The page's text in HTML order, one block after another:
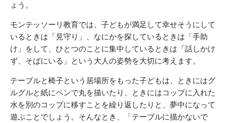
ょう。
モンテッソーリ教育では、子どもが満足して幸せそうにして
いるときは「見守り」、なにかを探しているときは「手助
け」をして、ひとつのことに集中しているときは「話しかけ
ず、そばにいる」という大人の姿勢を大切に考えます。
テーブルと椅子という居場所をもった子どもは、ときにはグ
ルグルと紙にペンで丸を描いたり、ときにはコップに入れた
水を別のコップに移すことを繰り返したりと、夢中になって
遊ぶことでしょう。そんなとき、「テーブルに描かないで